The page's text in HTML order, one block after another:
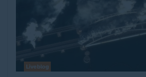
Liveblog